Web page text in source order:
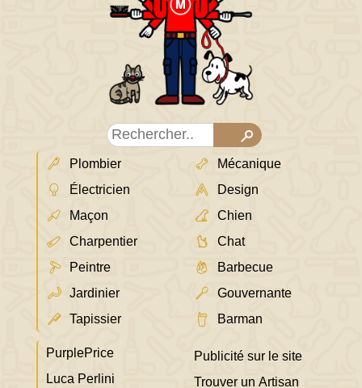
Plombier
Électricien
Maçon
Charpentier
Peintre
Jardinier
Tapissier
Mécanique
Design
Chien
Chat
Barbecue
Gouvernante
Barman
PurplePrice
Luca Perlini
Publicité sur le site
Trouver un Artisan